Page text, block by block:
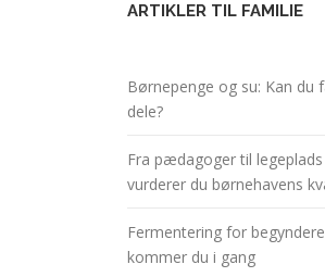
ARTIKLER TIL FAMILIE
Børnepenge og su: Kan du
dele?
Fra pædagoger til
vurderer du børnehavens
Fermentering for
kommer du i gang